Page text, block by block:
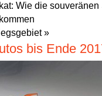
Wie die souveränen
»
bis Ende